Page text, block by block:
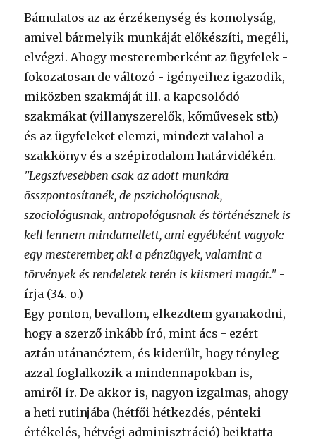
Bámulatos az az érzékenység és komolyság,
amivel bármelyik munkáját előkészíti, megéli,
elvégzi. Ahogy mesteremberként az ügyfelek -
fokozatosan de változó - igényeihez igazodik,
miközben szakmáját ill. a kapcsolódó
szakmákat (villanyszerelők, kőművesek stb.)
és az ügyfeleket elemzi, mindezt valahol a
szakkönyv és a szépirodalom határvidékén.
"Legszívesebben csak az adott munkára
összpontosítanék, de pszichológusnak,
szociológusnak, antropológusnak és történésznek is
kell lennem mindamellett, ami egyébként vagyok:
egy mesterember, aki a pénzügyek, valamint a
törvények és rendeletek terén is kiismeri magát." -
írja (34. o.)
Egy ponton, bevallom, elkezdtem gyanakodni,
hogy a szerző inkább író, mint ács - ezért
aztán utánanéztem, és kiderült, hogy tényleg
azzal foglalkozik a mindennapokban is,
amiről ír. De akkor is, nagyon izgalmas, ahogy
a heti rutinjába (hétfői hétkezdés, pénteki
értékelés, hétvégi adminisztráció) beiktatta